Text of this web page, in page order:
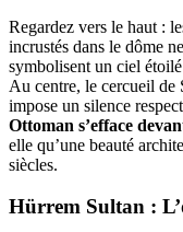
Regardez vers le haut :
incrustés dans le dôme
symbolisent un ciel
Au centre, le cercueil de
impose un silence
Ottoman s’efface
elle qu’une beauté
siècles.
Hürrem Sultan :